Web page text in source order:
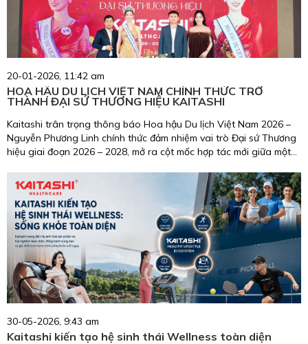
20-01-2026, 11:42 am
HOA HẬU DU LỊCH VIỆT NAM CHÍNH THỨC TRỞ
THÀNH ĐẠI SỨ THƯƠNG HIỆU KAITASHI
Kaitashi trân trọng thông báo Hoa hậu Du lịch Việt Nam 2026 –
Nguyễn Phương Linh chính thức đảm nhiệm vai trò Đại sứ Thương
hiệu giai đoạn 2026 – 2028, mở ra cột mốc hợp tác mới giữa một
thương hiệu chăm sóc sức khỏe uy tín tại Việt Nam.
30-05-2026, 9:43 am
Kaitashi kiến tạo hệ sinh thái Wellness toàn diện